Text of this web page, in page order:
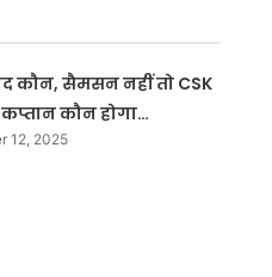
कौन, सैमसन नहीं तो CSK
कौन होगा…
12, 2025